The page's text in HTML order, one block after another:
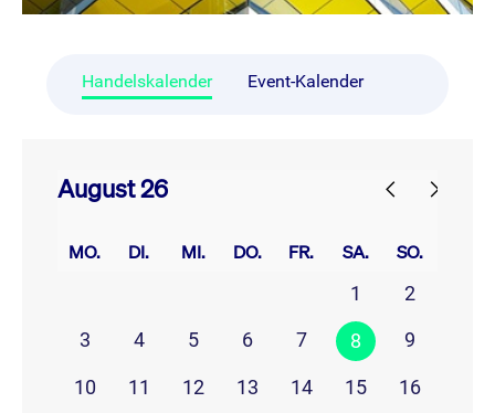
Handelskalender Event-Kalender
August 26
MO. DI. MI. DO. FR. SA. SO.
1
2
3
4 5 6 7 8 9
10 11 12 13 14 15
16